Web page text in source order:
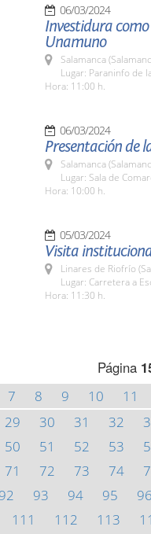
06/03/2024
Investidura
Unamuno
Salamanca
Lugar: Paraninfo de
Hora: 11:00 h.
06/03/2024
Presentación de
Salamanca
Lugar: Sala de
Hora: 10:00 h.
05/03/2024
Visita
Linares de Riofrío
Lugar: Carretera a
Hora: 11:30 h.
Página
7 8 9 10 11
29 30 31 32
50 51 52 53
71 72 73 74
92 93 94 95 96
111 112 113